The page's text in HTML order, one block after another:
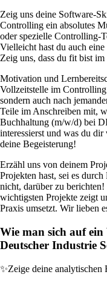
Zeig uns deine Software-
Controlling ein absolutes
oder spezielle Controlling-
Vielleicht hast du auch
Zeig uns, dass du fit bist
Motivation und
Vollzeitstelle im
sondern auch nach
Teile im Anschreiben mit,
Buchhaltung (m/w/d) bei
interessierst und was du
deine Begeisterung!
Erzähl uns von deinem
Projekten hast, sei es
nicht, darüber zu
wichtigsten Projekte zeigt
Praxis umsetzt. Wir lieben
Wie man sich auf ein
Deutscher Industrie
✨Zeige deine analytischen